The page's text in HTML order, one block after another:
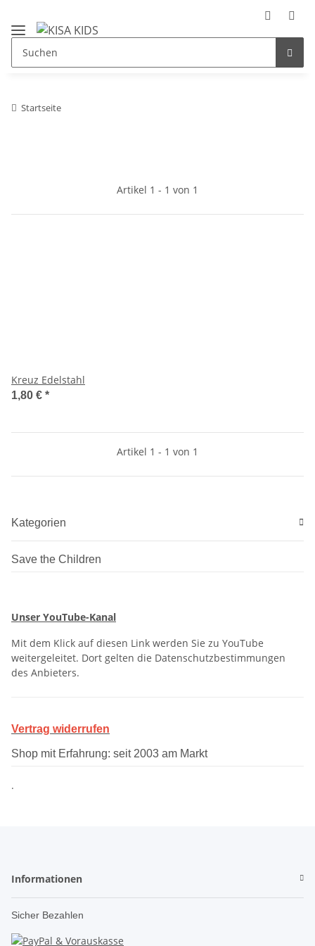
Startseite
Artikel 1 - 1 von 1
Kreuz Edelstahl
1,80 € *
Artikel 1 - 1 von 1
Kategorien
Save the Children
Unser YouTube-Kanal
Mit dem Klick auf diesen Link werden Sie zu YouTube
weitergeleitet. Dort gelten die Datenschutzbestimmungen
des Anbieters.
Vertrag widerrufen
Shop mit Erfahrung: seit 2003 am Markt
.
Informationen
Sicher Bezahlen